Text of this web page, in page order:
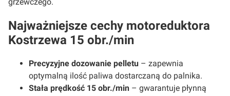
grzewczego.
Najważniejsze cechy motoreduktora
Kostrzewa 15 obr./min
Precyzyjne dozowanie pelletu – zapewnia
optymalną ilość paliwa dostarczaną do palnika.
Stała prędkość 15 obr./min – gwarantuje płynną